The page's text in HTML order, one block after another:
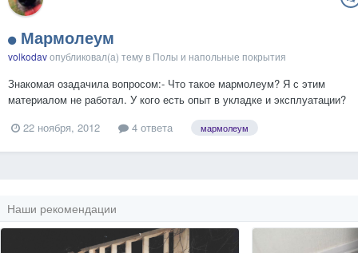
Мармолеум
volkodavопубликовал(а) тему в Полы и напольные покрытия
Знакомая озадачила вопросом:- Что такое мармолеум? Я с этим
материалом не работал. У кого есть опыт в укладке и эксплуатации?
информация по этой теме....
22 ноября, 2012 4 ответа мармолеум
Наши рекомендации